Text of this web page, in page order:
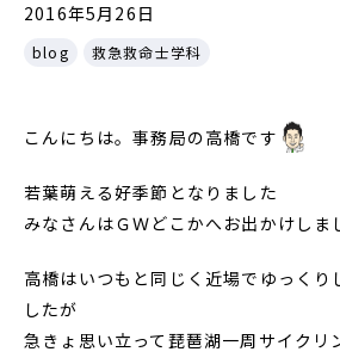
2016年5月26日
blog 救急救命士学科
こんにちは。事務局の高橋です
若葉萌える好季節となりました
みなさんはＧＷどこかへお出かけしま
高橋はいつもと同じく近場でゆっくり
したが
急きょ思い立って琵琶湖一周サイクリ